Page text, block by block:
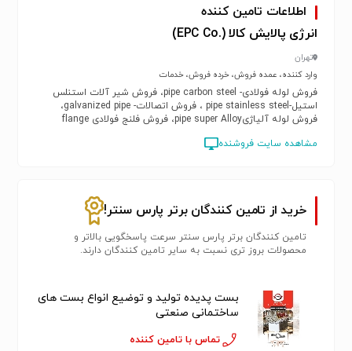
اطلاعات تامین کننده
انرژی پالایش کالا (.EPC Co)
تهران
وارد کننده، عمده فروش، خرده فروش، خدمات
فروش لوله فولادی- pipe carbon steel، فروش شیر آلات استنلس
استیل-pipe stainless steel ، فروش اتصالات- galvanized pipe،
فروش لوله آلیاژیpipe super Alloy، فروش فلنج فولادی flange
لوله رده 40، فروش استاد بولت، فروش پیچ و مهرهnut & bolt
مشاهده سایت فروشنده
خرید از تامین کنندگان برتر پارس سنتر!
تامین کنندگان برتر پارس سنتر سرعت پاسخگویی بالاتر و
محصولات بروز تری نسبت به سایر تامین کنندگان دارند.
بست پدیده تولید و توضیع انواع بست های
ساختمانی صنعتی
تماس با تامین کننده